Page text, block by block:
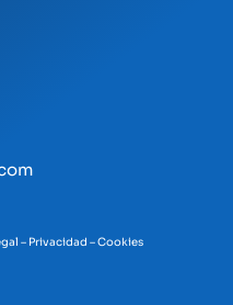
– Privacidad –Cookies